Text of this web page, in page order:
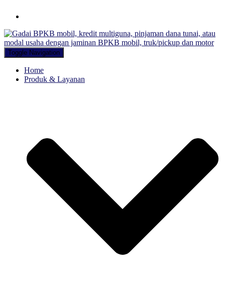
Toggle Navigation
Home
Produk & Layanan